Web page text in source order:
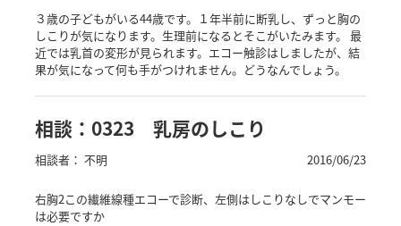
３歳の子どもがいる44歳です。１年半前に断乳し、ずっと胸の
しこりが気になります。生理前になるとそこがいたみます。 最
近では乳首の変形が見られます。エコー触診はしましたが、結
果が気になって何も手がつけれません。どうなんでしょう。
相談：0323 乳房のしこり
相談者： 不明 2016/06/23
右胸2この繊維線種エコーで診断、左側はしこりなしでマンモー
は必要ですか